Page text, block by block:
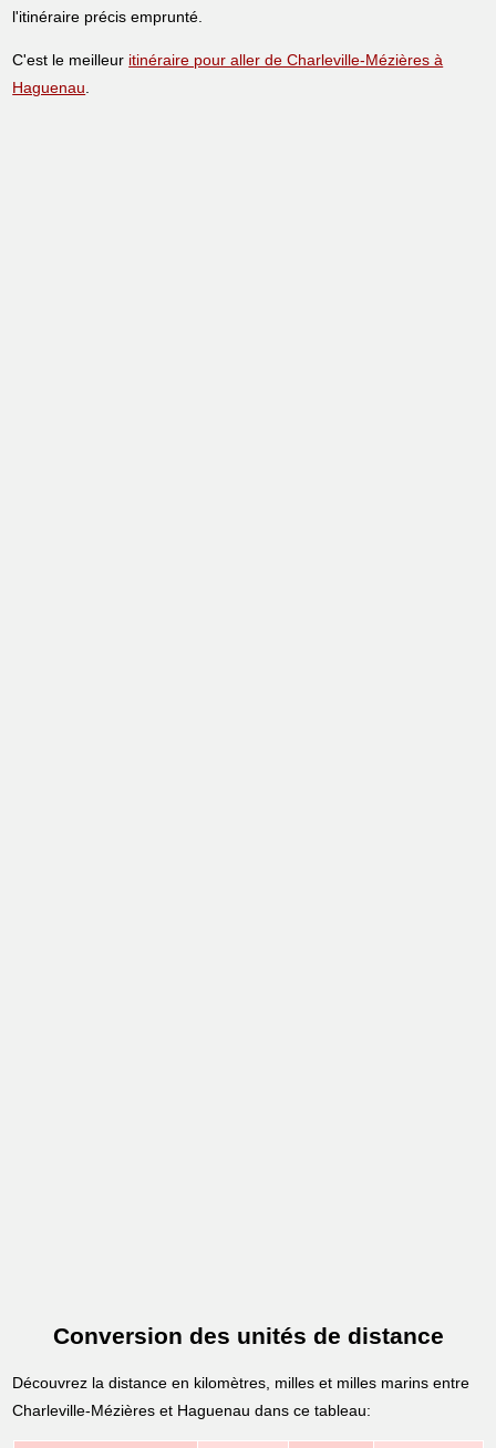
l'itinéraire précis emprunté.
C'est le meilleur itinéraire pour aller de Charleville-Mézières à
Haguenau.
Conversion des unités de distance
Découvrez la distance en kilomètres, milles et milles marins entre
Charleville-Mézières et Haguenau dans ce tableau: